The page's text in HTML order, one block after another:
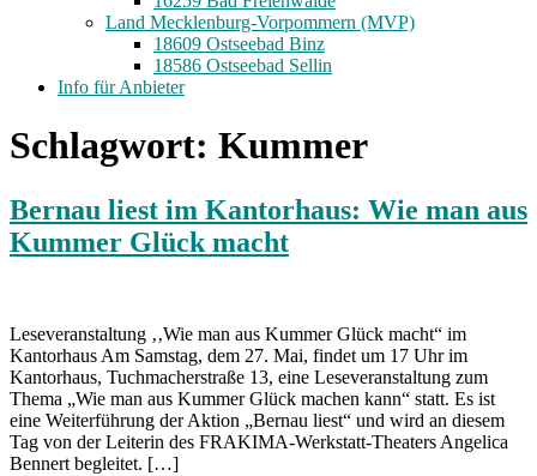
Land Mecklenburg-Vorpommern (MVP)
18609 Ostseebad Binz
18586 Ostseebad Sellin
Info für Anbieter
Schlagwort: Kummer
Bernau liest im Kantorhaus: Wie man aus
Kummer Glück macht
Leseveranstaltung ‚‚Wie man aus Kummer Glück macht“ im
Kantorhaus Am Samstag, dem 27. Mai, findet um 17 Uhr im
Kantorhaus, Tuchmacherstraße 13, eine Leseveranstaltung zum
Thema „Wie man aus Kummer Glück machen kann“ statt. Es ist
eine Weiterführung der Aktion „Bernau liest“ und wird an diesem
Tag von der Leiterin des FRAKIMA-Werkstatt-Theaters Angelica
Bennert begleitet. […]